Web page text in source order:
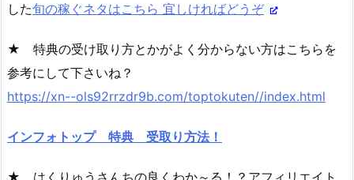
した旬の稼ぐネタはこちら 宜しければどうぞ
★ 特典の受け取り方とかがよく分からない方はこちらを
参考にして下さいね？
https://xn--ols92rrzdr9b.com/toptokuten//index.html
インフォトップ 特典 受取り方法！
★ はくりゅうさんちの良くわか～る！？アフィリエイト